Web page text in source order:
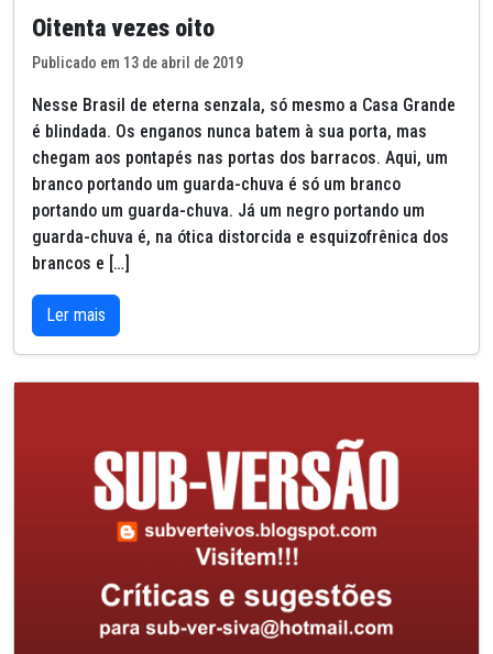
Oitenta vezes oito
Publicado em 13 de abril de 2019
Nesse Brasil de eterna senzala, só mesmo a Casa Grande
é blindada. Os enganos nunca batem à sua porta, mas
chegam aos pontapés nas portas dos barracos. Aqui, um
branco portando um guarda-chuva é só um branco
portando um guarda-chuva. Já um negro portando um
guarda-chuva é, na ótica distorcida e esquizofrênica dos
brancos e […]
Ler mais